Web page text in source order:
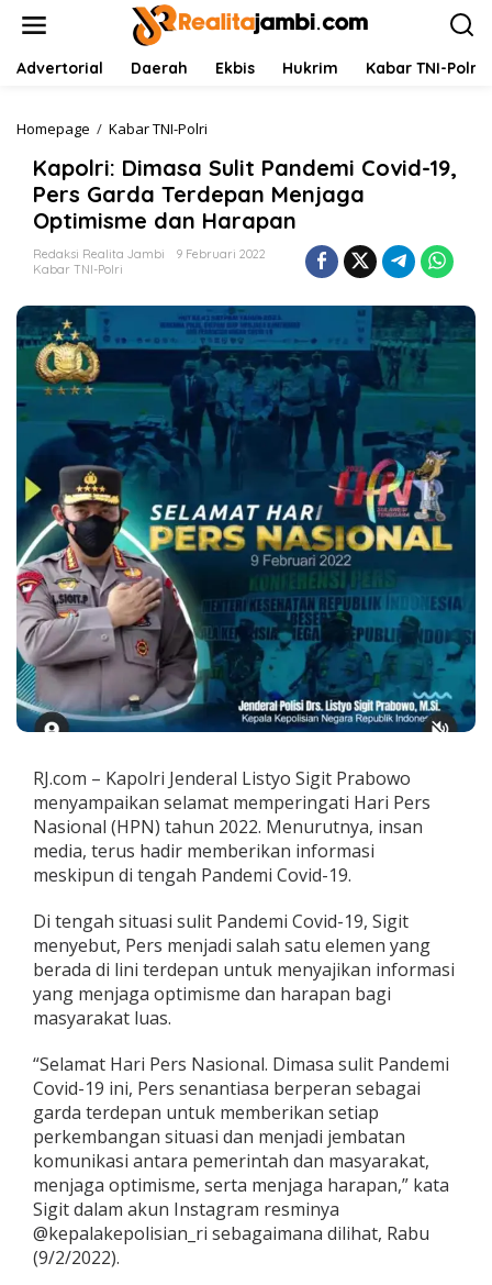
Advertorial Daerah Ekbis Hukrim Kabar TNI-Polri
Homepage / Kabar TNI-Polri
p
o
l
r
i
i
m
a
s
a
S
u
P
a
n
m
i
C
o
v
i
d
9
,
P
r
s
a
r
a
T
d
p
a
n
M
e
n
j
a
Kapolri: Dimasa Sulit Pandemi Covid-19,
Pers Garda Terdepan Menjaga
Optimisme dan Harapan
Redaksi Realita Jambi
9 Februari 2022
Kabar TNI-Polri
RJ.com – Kapolri Jenderal Listyo Sigit Prabowo
menyampaikan selamat memperingati Hari Pers
Nasional (HPN) tahun 2022. Menurutnya, insan
media, terus hadir memberikan informasi
meskipun di tengah Pandemi Covid-19.
Di tengah situasi sulit Pandemi Covid-19, Sigit
menyebut, Pers menjadi salah satu elemen yang
berada di lini terdepan untuk menyajikan informasi
yang menjaga optimisme dan harapan bagi
masyarakat luas.
“Selamat Hari Pers Nasional. Dimasa sulit Pandemi
Covid-19 ini, Pers senantiasa berperan sebagai
garda terdepan untuk memberikan setiap
perkembangan situasi dan menjadi jembatan
komunikasi antara pemerintah dan masyarakat,
menjaga optimisme, serta menjaga harapan,” kata
Sigit dalam akun Instagram resminya
@kepalakepolisian_ri sebagaimana dilihat, Rabu
(9/2/2022).